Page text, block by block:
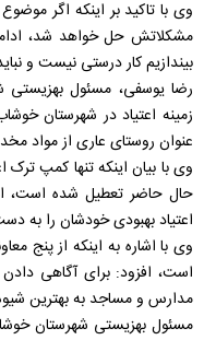
وی با تاکید بر اینکه اگر
مشکلاتش حل خواهد شد،
بیندازیم کار درستی نیست و
رضا یوسفی، مسئول بهزیستی
عنوان روستای عاری از مواد
وی با بیان اینکه تنها کمپ
اعتیاد بهبودی خودشان را به
وی با اشاره به اینکه از پنج
است، افزود: برای آگاهی دادن
مدارس و مساجد به بهترین شیوه
مسئول بهزیستی شهرستان